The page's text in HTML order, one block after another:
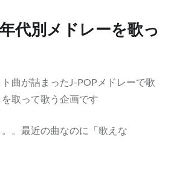
代別メドレーを歌っ
曲が詰まったJ-POPメドレーで歌
取って歌う企画です
。最近の曲なのに「歌えな